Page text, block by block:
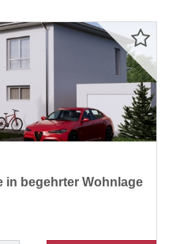
in begehrter Wohnlage